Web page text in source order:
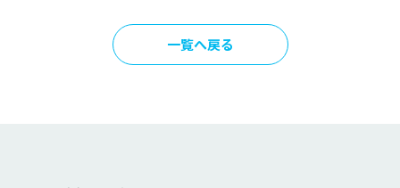
一覧へ戻る